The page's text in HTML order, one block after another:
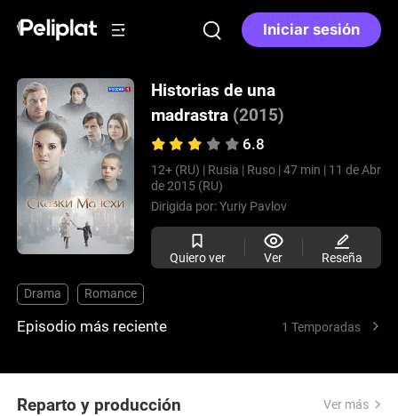
Iniciar sesión
Historias de una
madrastra (2015)
6.8
12+ (RU) | Rusia | Ruso | 47 min | 11 de Abr
de 2015 (RU)
Dirigida por:Yuriy Pavlov
Quiero ver Ver Reseña
Drama Romance
Episodio más reciente 1 Temporadas
Reparto y producción Ver más